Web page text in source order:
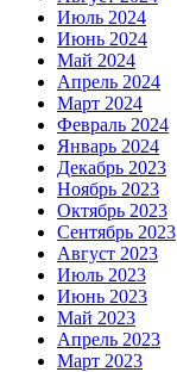
Июль 2024
Июнь 2024
Май 2024
Апрель 2024
Март 2024
Февраль 2024
Январь 2024
Декабрь 2023
Ноябрь 2023
Октябрь 2023
Сентябрь 2023
Август 2023
Июль 2023
Июнь 2023
Май 2023
Апрель 2023
Март 2023